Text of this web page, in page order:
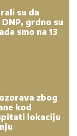
su da
grdno su
smo na 13
zbog
kod
lokaciju